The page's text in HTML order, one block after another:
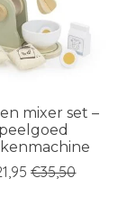
mixer set –
€35,50